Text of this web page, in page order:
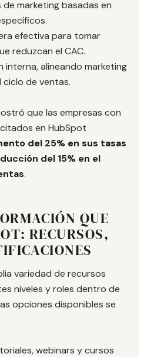
marketing basadas en
efectiva para tomar
reduzcan el CAC.
interna, alineando marketing
de ventas.
que las empresas con
en HubSpot
del 25% en sus tasas
del 15% en el
.
QUE
RECURSOS,
variedad de recursos
niveles y roles dentro de
opciones disponibles se
webinars y cursos